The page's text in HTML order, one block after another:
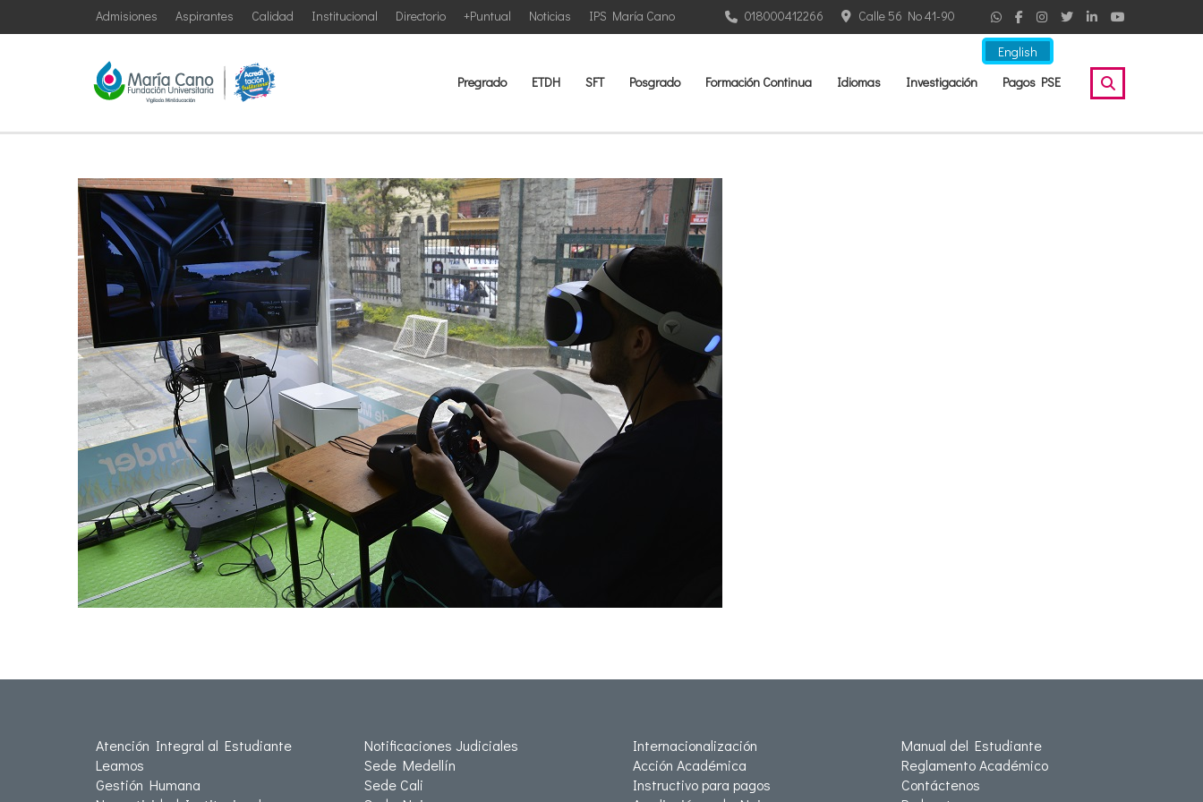
English
IPS María Cano
Noticias
+Puntual
Directorio
Institucional
Calidad
Aspirantes
Admisiones Calle 56 No 41-90
018000412266
Pregrado ETDH SFT Posgrado Formación Continua Idiomas Investigación Pagos PSE
Atención Integral al Estudiante
Leamos
Gestión Humana
Notificaciones Judiciales
Sede Medellín
Sede Cali
Internacionalización
Acción Académica
Instructivo para pagos
Manual del Estudiante
Reglamento Académico
Contáctenos